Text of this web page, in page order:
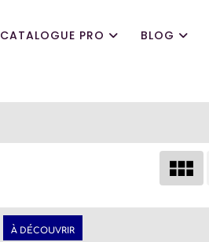
CATALOGUE PRO BLOG
À DÉCOUVRIR